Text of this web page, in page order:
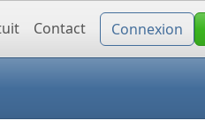
Contact Connexion